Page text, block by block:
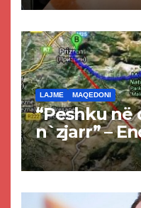
LAJME MAQEDONI
“Peshku në
n`zjarr” –
projekti i
Tetovës nis